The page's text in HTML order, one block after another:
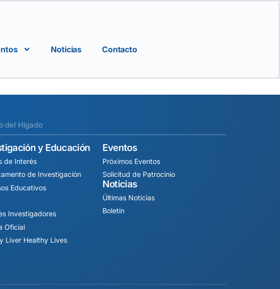
Noticias Contacto
del Hígado
y Educación
de Interés
de Investigación
Educativos
Investigadores
Oficial
Liver Healthy Lives
Eventos
Próximos Eventos
Solicitud de Patrocinio
Noticias
Últimas Noticias
Boletín